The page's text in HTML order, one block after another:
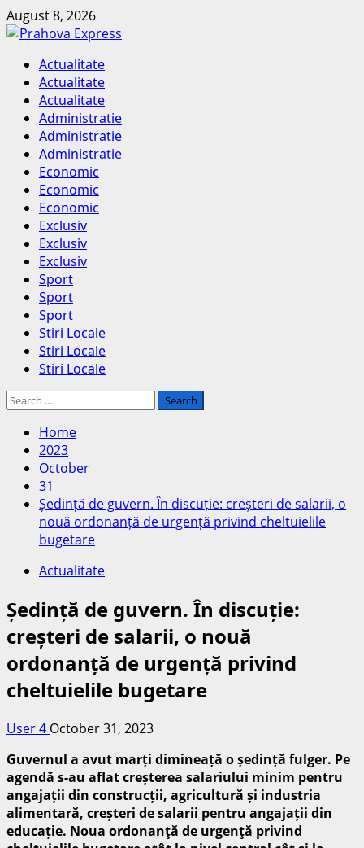
Skip
to
August 8, 2026
Primary
Menu
Actualitate
Actualitate
Actualitate
Administratie
Administratie
Administratie
Economic
Economic
Economic
Exclusiv
Exclusiv
Exclusiv
Sport
Sport
Sport
Stiri Locale
Stiri Locale
Stiri Locale
Search
Home
2023
October
31
Ședință de guvern. În discuție: creșteri de salarii, o
nouă ordonanță de urgență privind cheltuielile
bugetare
Actualitate
Ședință de guvern. În discuție:
creșteri de salarii, o nouă
ordonanță de urgență privind
cheltuielile bugetare
User 4 October 31, 2023
Guvernul a avut marți dimineață o ședință fulger. Pe
agendă s-au aflat creșterea salariului minim pentru
angajații din construcții, agricultură și industria
alimentară, creșteri de salarii pentru angajații din
educație. Noua ordonanţă de urgenţă privind